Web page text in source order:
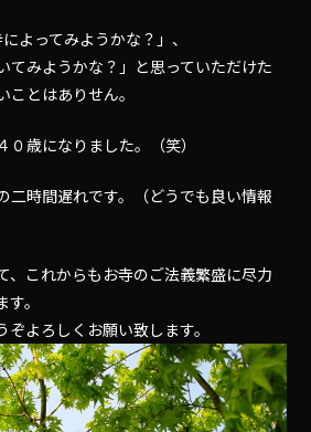
よってみようかな？」、
てみようかな？」と思っていただけた
とはありせん。
０歳になりました。（笑）
二時間遅れです。（どうでも良い情報
、これからもお寺のご法義繁盛に尽力
。
よろしくお願い致します。